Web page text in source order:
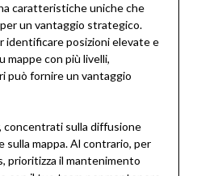
caratteristiche uniche che
un vantaggio strategico.
identificare posizioni elevate e
mappe con più livelli,
può fornire un vantaggio
concentrati sulla diffusione
sulla mappa. Al contrario, per
prioritizza il mantenimento